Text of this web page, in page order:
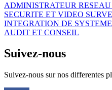
ADMINISTRATEUR
SECURITE ET VIDEO
INTEGRATION DE SYSTEME
AUDIT ET CONSEIL
Suivez-nous
Suivez-nous sur nos differentes